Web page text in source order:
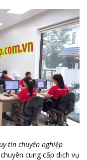
tín chuyên nghiệp
cung cấp dịch vụ